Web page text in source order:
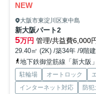
NEW
大阪市東淀川区東中島
新大阪パート2
5万円 管理/共益費6,000
29.40㎡ (2K) /築34年 /9階建
地下鉄御堂筋線「新大阪
駐輪場 オートロック
インターネット対応
防犯